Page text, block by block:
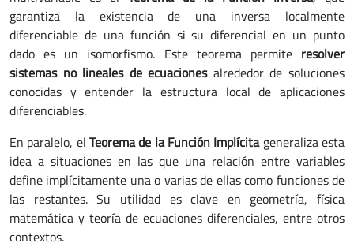
garantiza la existencia de una inversa localmente
diferenciable de una función si su diferencial en un punto
dado es un isomorfismo. Este teorema permite resolver
sistemas no lineales de ecuacionesalrededor de soluciones
conocidas y entender la estructura local de aplicaciones
diferenciables.
En paralelo, el Teorema de la Función Implícitageneraliza esta
idea a situaciones en las que una relación entre variables
define implícitamente una o varias de ellas como funciones de
las restantes. Su utilidad es clave en geometría, física
matemática y teoría de ecuaciones diferenciales, entre otros
contextos.